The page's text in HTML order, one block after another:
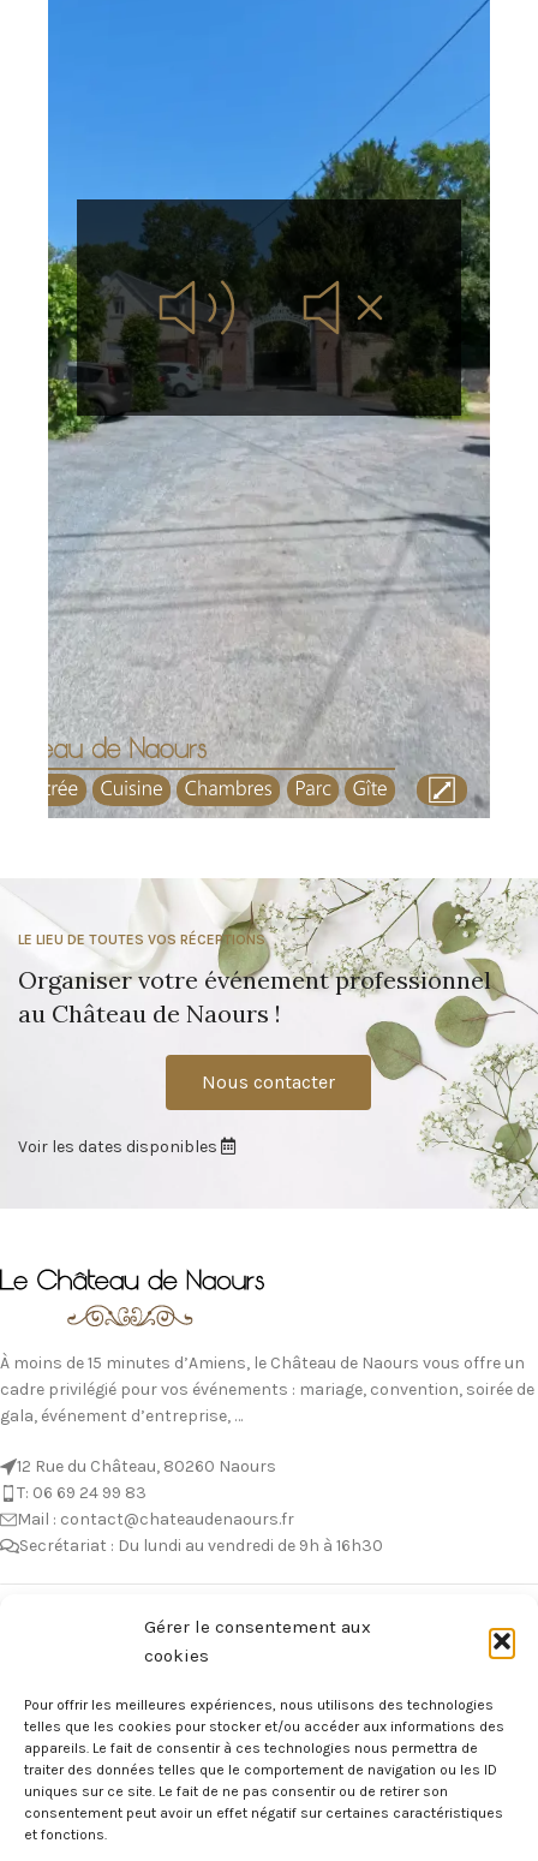
Gérer le consentement aux
cookies
Pour offrir les meilleures expériences, nous utilisons des technologies
telles que les cookies pour stocker et/ou accéder aux informations des
appareils. Le fait de consentir à ces technologies nous permettra de
traiter des données telles que le comportement de navigation ou les ID
uniques sur ce site. Le fait de ne pas consentir ou de retirer son
consentement peut avoir un effet négatif sur certaines caractéristiques
et fonctions.
LE LIEU DE TOUTES VOS RÉCEPTIONS
Organiser votre événement professionnel
au Château de Naours !
Nous contacter
Voir les dates disponibles
À moins de 15 minutes d’Amiens, le Château de Naours vous offre un
cadre privilégié pour vos événements : mariage, convention, soirée de
gala, événement d’entreprise, …
12 Rue du Château, 80260 Naours
T: 06 69 24 99 83
Mail : contact@chateaudenaours.fr
Secrétariat : Du lundi au vendredi de 9h à 16h30
Avant de nous écrire, n’hésitez pas à consulter notre FAQ, celle-ci est
réponse à votre question !
Voir notre foire aux questions >
NOTRE ÉCOSYSTEME